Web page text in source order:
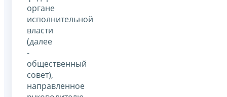
органе
исполнительной
власти
(далее
-
общественный
совет),
направленное